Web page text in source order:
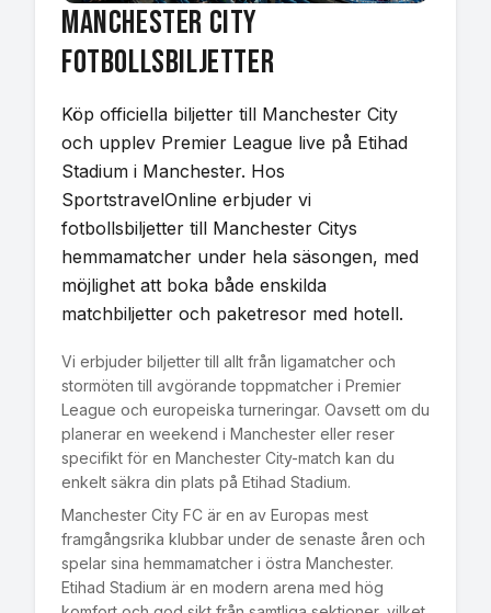
Manchester City
Fotbollsbiljetter
Köp officiella biljetter till Manchester City
och upplev Premier League live på Etihad
Stadium i Manchester. Hos
SportstravelOnline erbjuder vi
fotbollsbiljetter till Manchester Citys
hemmamatcher under hela säsongen, med
möjlighet att boka både enskilda
matchbiljetter och paketresor med hotell.
Vi erbjuder biljetter till allt från ligamatcher och
stormöten till avgörande toppmatcher i Premier
League och europeiska turneringar. Oavsett om du
planerar en weekend i Manchester eller reser
specifikt för en Manchester City-match kan du
enkelt säkra din plats på Etihad Stadium.
Manchester City FC är en av Europas mest
framgångsrika klubbar under de senaste åren och
spelar sina hemmamatcher i östra Manchester.
Etihad Stadium är en modern arena med hög